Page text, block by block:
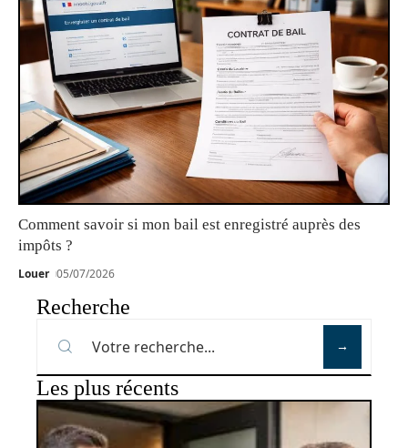
Comment savoir si mon bail est enregistré auprès des
impôts ?
Louer 05/07/2026
Recherche
Les plus récents